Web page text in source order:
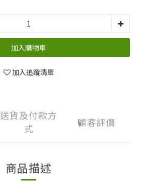
加入購物車
加入追蹤清單
送貨及付款方
式
顧客評價
商品描述